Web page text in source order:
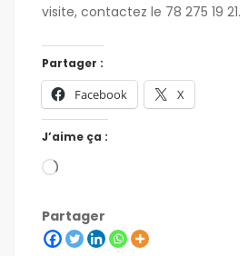
visite, contactez le 78 275 19 21.
Partager :
Facebook X
J’aime ça :
Partager